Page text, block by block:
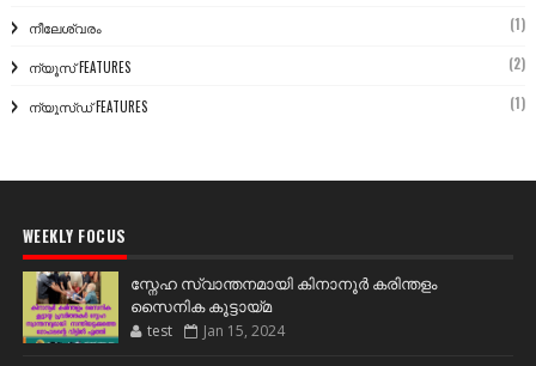
നീലേശ്വരം (1)
ന്യൂസ് FEATURES (2)
ന്യൂസ്ഡ് FEATURES (1)
WEEKLY FOCUS
സ്നേഹ സ്വാന്തനമായി കിനാനൂർ കരിന്തളം
സൈനിക കൂട്ടായ്മ
test Jan 15, 2024